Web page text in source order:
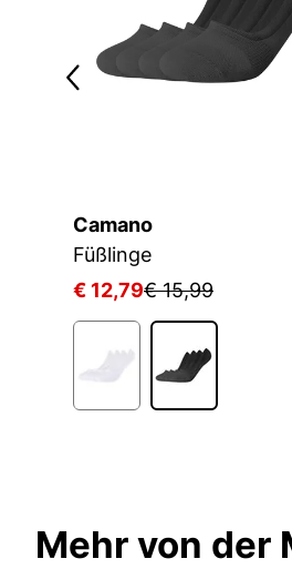
Camano
Füßlinge
€ 12,79€ 15,99
Mehr von der